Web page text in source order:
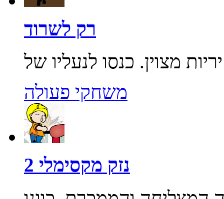
רק לשרוד
משחקי פעולה
נזק מקסימלי 2